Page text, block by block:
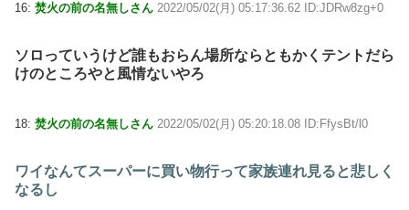
16: 焚火の前の名無しさん 2022/05/02(月) 05:17:36.62 ID:JDRw8zg+0
ソロっていうけど誰もおらん場所ならともかくテントだら
けのところやと風情ないやろ
18: 焚火の前の名無しさん 2022/05/02(月) 05:20:18.08 ID:FfysBt/l0
ワイなんてスーパーに買い物行って家族連れ見ると悲しく
なるし